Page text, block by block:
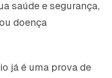
saúde e segurança,
doença
já é uma prova de